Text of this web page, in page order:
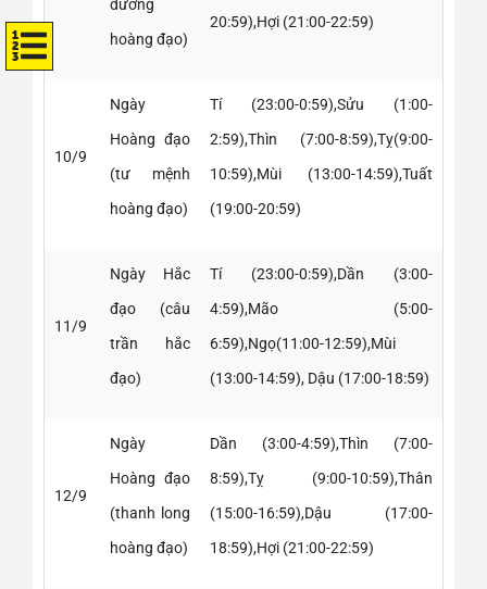
đường
hoàng đạo)
20:59),Hợi (21:00-22:59)
10/9
Ngày
Hoàng đạo
(tư mệnh
hoàng đạo)
Tí (23:00-0:59),Sửu (1:00-
2:59),Thìn (7:00-8:59),Tỵ(9:00-
10:59),Mùi (13:00-14:59),Tuất
(19:00-20:59)
11/9
Ngày Hắc
đạo (câu
trần hắc
đạo)
Tí (23:00-0:59),Dần (3:00-
4:59),Mão (5:00-
6:59),Ngọ(11:00-12:59),Mùi
(13:00-14:59), Dậu (17:00-18:59)
12/9
Ngày
Hoàng đạo
(thanh long
hoàng đạo)
Dần (3:00-4:59),Thìn (7:00-
8:59),Tỵ (9:00-10:59),Thân
(15:00-16:59),Dậu (17:00-
18:59),Hợi (21:00-22:59)